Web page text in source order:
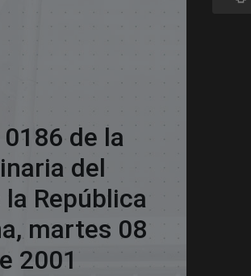
de la
del
República
martes 08
2001